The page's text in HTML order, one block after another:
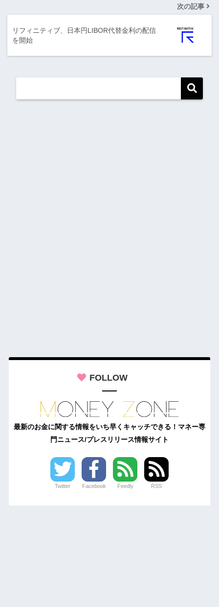
次の記事
リフィニティブ、日本円LIBOR代替金利の配信
を開始
FOLLOW
最新のお金に関する情報をいち早くキャッチできる！マネー専
門ニュース/プレスリリース情報サイト
Twitter Facebook Feedly RSS